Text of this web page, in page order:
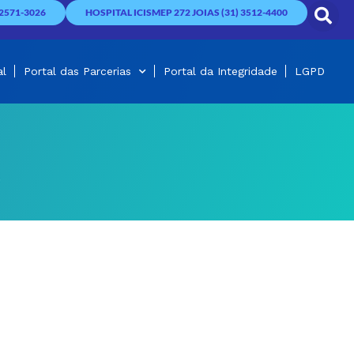
3026 HOSPITAL ICISMEP 272 JOIAS (31) 3512-4400
Portal das Parcerias Portal da Integridade LGPD